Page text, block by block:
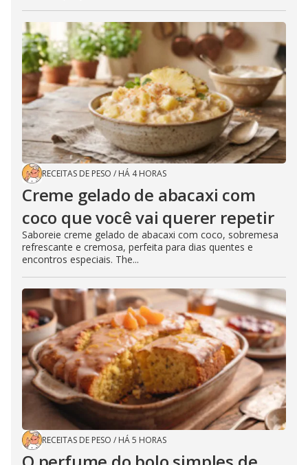
RECEITAS DE PESO / HÁ 4 HORAS
Creme gelado de abacaxi com
coco que você vai querer repetir
Saboreie creme gelado de abacaxi com coco, sobremesa
refrescante e cremosa, perfeita para dias quentes e
encontros especiais. The...
RECEITAS DE PESO / HÁ 5 HORAS